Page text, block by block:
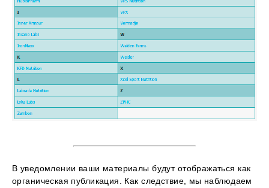
В уведомлении ваши материалы будут отображаться как
органическая публикация. Как следствие, мы наблюдаем